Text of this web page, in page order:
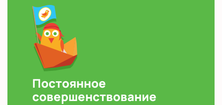
Постоянное
совершенствование